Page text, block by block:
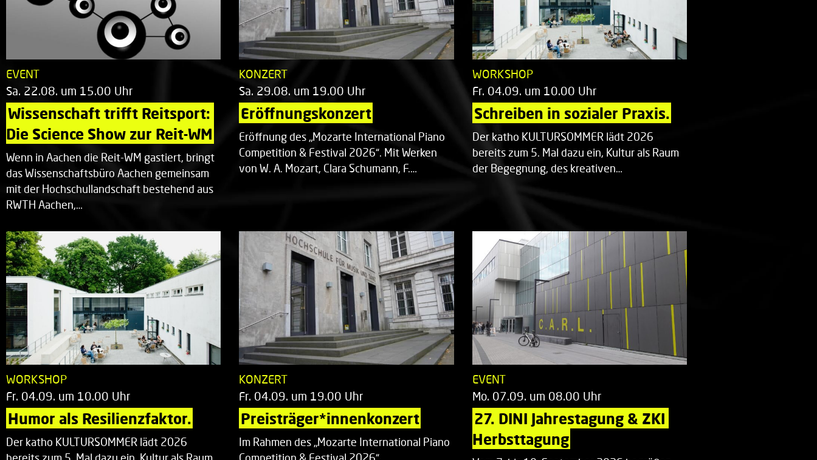
EVENT
Sa. 22.08. um 15.00 Uhr
Wissenschaft trifft Reitsport:
Die Science Show zur Reit-WM
Wenn in Aachen die Reit-WM gastiert, bringt
das Wissenschaftsbüro Aachen gemeinsam
mit der Hochschullandschaft bestehend aus
RWTH Aachen,…
KONZERT
Sa. 29.08. um 19.00 Uhr
Eröffnungskonzert
Eröffnung des „Mozarte International Piano
Competition & Festival 2026“. Mit Werken
von W. A. Mozart, Clara Schumann, F.…
WORKSHOP
Fr. 04.09. um 10.00 Uhr
Schreiben in sozialer Praxis.
Der katho KULTURSOMMER lädt 2026
bereits zum 5. Mal dazu ein, Kultur als Raum
der Begegnung, des kreativen…
WORKSHOP
Fr. 04.09. um 10.00 Uhr
Humor als Resilienzfaktor.
Der katho KULTURSOMMER lädt 2026
KONZERT
Fr. 04.09. um 19.00 Uhr
Preisträger*innenkonzert
Im Rahmen des „Mozarte International Piano
EVENT
Mo. 07.09. um 08.00 Uhr
27. DINI Jahrestagung & ZKI
Herbsttagung